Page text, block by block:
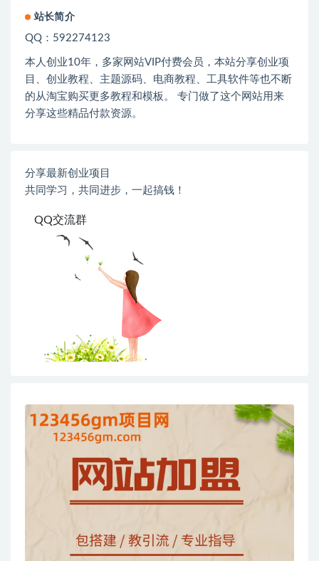
站长简介
QQ：592274123
本人创业10年，多家网站VIP付费会员，本站分享创业项
目、创业教程、主题源码、电商教程、工具软件等也不断
的从淘宝购买更多教程和模板。 专门做了这个网站用来
分享这些精品付款资源。
分享最新创业项目
共同学习，共同进步，一起搞钱！
QQ交流群